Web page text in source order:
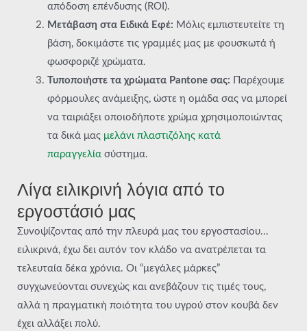
απόδοση επένδυσης (ROI).
Μετάβαση στα Ειδικά Εφέ: Μόλις εμπιστευτείτε τη
βάση, δοκιμάστε τις γραμμές μας με φουσκωτά ή
φωσφοριζέ χρώματα.
Τυποποιήστε τα χρώματα Pantone σας: Παρέχουμε
φόρμουλες ανάμειξης, ώστε η ομάδα σας να μπορεί
να ταιριάξει οποιοδήποτε χρώμα χρησιμοποιώντας
τα δικά μας μελάνι πλαστιζόλης κατά
παραγγελία σύστημα.
Λίγα ειλικρινή λόγια από το
εργοστάσιό μας
Συνοψίζοντας από την πλευρά μας του εργοστασίου...
ειλικρινά, έχω δει αυτόν τον κλάδο να ανατρέπεται τα
τελευταία δέκα χρόνια. Οι “μεγάλες μάρκες”
συγχωνεύονται συνεχώς και ανεβάζουν τις τιμές τους,
αλλά η πραγματική ποιότητα του υγρού στον κουβά δεν
έχει αλλάξει πολύ.